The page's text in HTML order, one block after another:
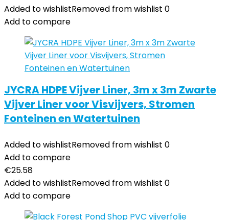
Added to wishlistRemoved from wishlist 0
Add to compare
JYCRA HDPE Vijver Liner, 3m x 3m Zwarte
Vijver Liner voor Visvijvers, Stromen
Fonteinen en Watertuinen
Added to wishlistRemoved from wishlist 0
Add to compare
€25.58
Added to wishlistRemoved from wishlist 0
Add to compare